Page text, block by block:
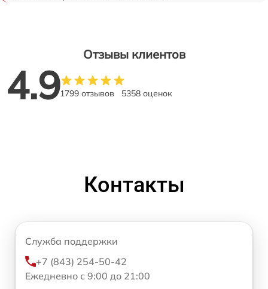
Отзывы клиентов
4.91799 отзывов 5358 оценок
Контакты
Служба поддержки
+7 (843) 254-50-42
Ежедневно с 9:00 до 21:00